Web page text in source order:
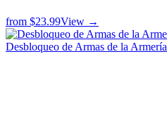
from $23.99View →
Desbloqueo de Armas de la Armería